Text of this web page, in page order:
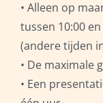
• Alleen op
tussen 10:00
(andere tijden
• De maximale
• Een